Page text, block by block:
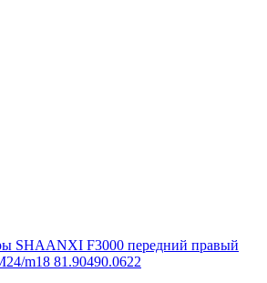
SHAANXI F3000 передний правый
m18 81.90490.0622